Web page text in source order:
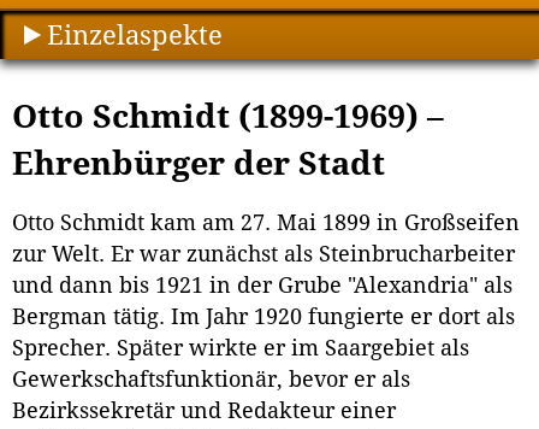
Einzelaspekte
Otto Schmidt (1899-1969) –
Ehrenbürger der Stadt
Otto Schmidt kam am 27. Mai 1899 in Großseifen
zur Welt. Er war zunächst als Steinbrucharbeiter
und dann bis 1921 in der Grube "Alexandria" als
Bergman tätig. Im Jahr 1920 fungierte er dort als
Sprecher. Später wirkte er im Saargebiet als
Gewerkschaftsfunktionär, bevor er als
Bezirkssekretär und Redakteur einer